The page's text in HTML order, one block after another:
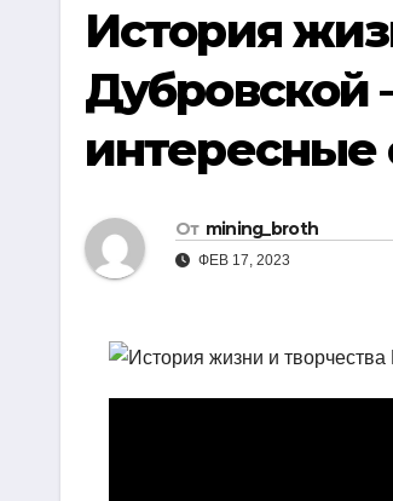
История
Дубровской
От mining_broth
ФЕВ 17, 2023